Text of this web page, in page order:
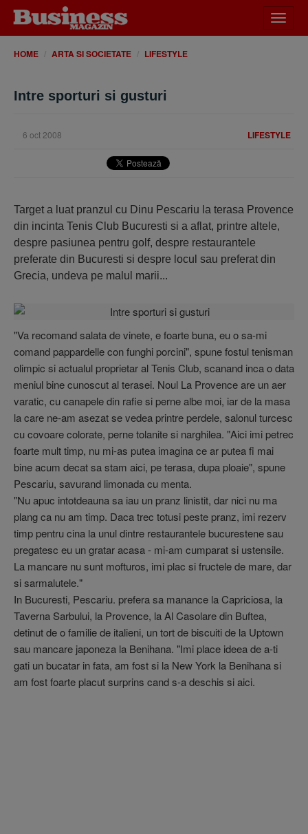
meniu
HOME ARTA SI SOCIETATE LIFESTYLE
Intre sporturi si gusturi
LIFESTYLE
6 oct 2008
Target a luat pranzul cu Dinu Pescariu la terasa Provence
din incinta Tenis Club Bucuresti si a aflat, printre altele,
despre pasiunea pentru golf, despre restaurantele
preferate din Bucuresti si despre locul sau preferat din
Grecia, undeva pe malul marii...
"Va recomand salata de vinete, e foarte buna, eu o sa-mi
comand pappardelle con funghi porcini", spune fostul tenisman
olimpic si actualul proprietar al Tenis Club, scanand inca o data
meniul bine cunoscut al terasei. Noul La Provence are un aer
varatic, cu canapele din rafie si perne albe moi, iar de la masa
la care ne-am asezat se vedea printre perdele, salonul turcesc
cu covoare colorate, perne tolanite si narghilea. "Aici imi petrec
foarte mult timp, nu mi-as putea imagina ce ar putea fi mai
bine acum decat sa stam aici, pe terasa, dupa ploaie", spune
Pescariu, savurand limonada cu menta.
"Nu apuc intotdeauna sa iau un pranz linistit, dar nici nu ma
plang ca nu am timp. Daca trec totusi peste pranz, imi rezerv
timp pentru cina la unul dintre restaurantele bucurestene sau
pregatesc eu un gratar acasa - mi-am cumparat si ustensile.
La mancare nu sunt mofturos, imi plac si fructele de mare, dar
si sarmalutele."
In Bucuresti, Pescariu. prefera sa manance la Capriciosa, la
Taverna Sarbului, la Provence, la Al Casolare din Buftea,
detinut de o familie de italieni, un tort de biscuiti de la Uptown
sau mancare japoneza la Benihana. "Imi place ideea de a-ti
gati un bucatar in fata, am fost si la New York la Benihana si
am fost foarte placut surprins cand s-a deschis si aici.